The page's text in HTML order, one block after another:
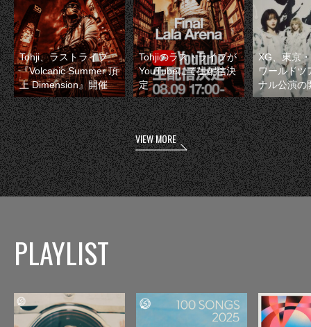
Tohji、ラストライブ
『Volcanic Summer 頂
上 Dimension』開催
Tohjiのラストライブが
YouTubeにて生配信決
定
XG、東京
ワールドツ
ナル公演の
VIEW MORE
PLAYLIST